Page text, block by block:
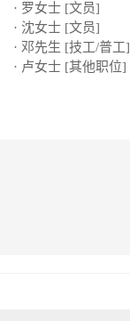
· 罗女士 [文员]
· 沈女士 [文员]
· 邓先生 [技工/普工]
· 卢女士 [其他职位]